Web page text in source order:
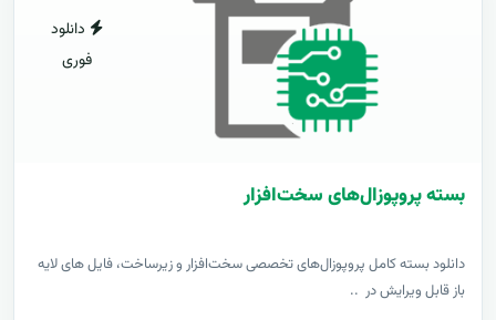
دانلود
فوری
بسته پروپوزال‌های سخت‌افزار
دانلود بسته کامل پروپوزال‌های تخصصی سخت‌افزار و زیرساخت، فایل های لایه
باز قابل ویرایش در ..